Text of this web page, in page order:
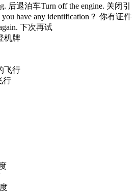
后退泊车Turn off the engine. 关闭引
have any identification？ 你有证件
下次再试
机牌
飞行
行